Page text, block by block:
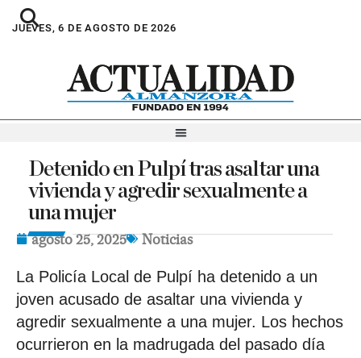
JUEVES, 6 DE AGOSTO DE 2026
Detenido en Pulpí tras asaltar una
vivienda y agredir sexualmente a
una mujer
agosto 25, 2025 Noticias
La Policía Local de Pulpí ha detenido a un
joven acusado de asaltar una vivienda y
agredir sexualmente a una mujer. Los hechos
ocurrieron en la madrugada del pasado día